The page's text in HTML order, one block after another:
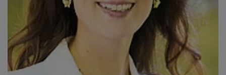
Классы
Фасилитаторы
Shop